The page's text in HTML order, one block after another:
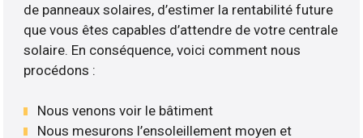
de panneaux solaires, d’estimer la rentabilité future
que vous êtes capables d’attendre de votre centrale
solaire. En conséquence, voici comment nous
procédons :
Nous venons voir le bâtiment
Nous mesurons l’ensoleillement moyen et